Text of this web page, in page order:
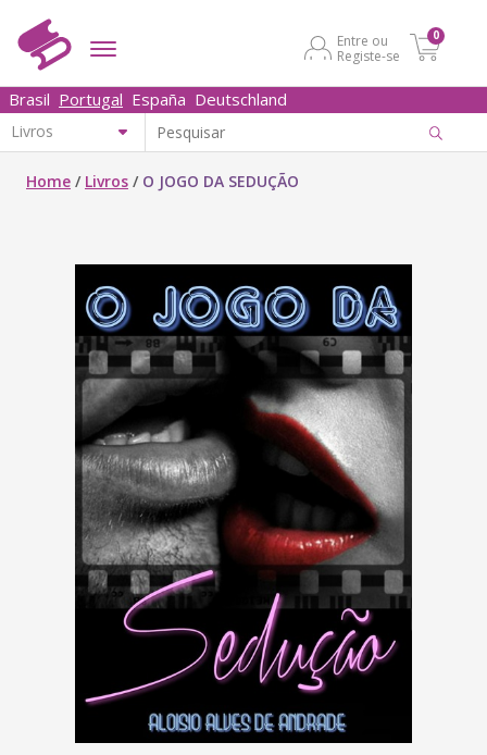
Entre ou
Registe-se
0
Brasil Portugal España Deutschland
Home / Livros / O JOGO DA SEDUÇÃO